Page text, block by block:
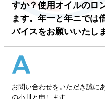
すか？使用オイルのロ
ます。年一と年ニでは
バイスをお願いいたし
お問い合わせをいただき誠に
の小川と申します。